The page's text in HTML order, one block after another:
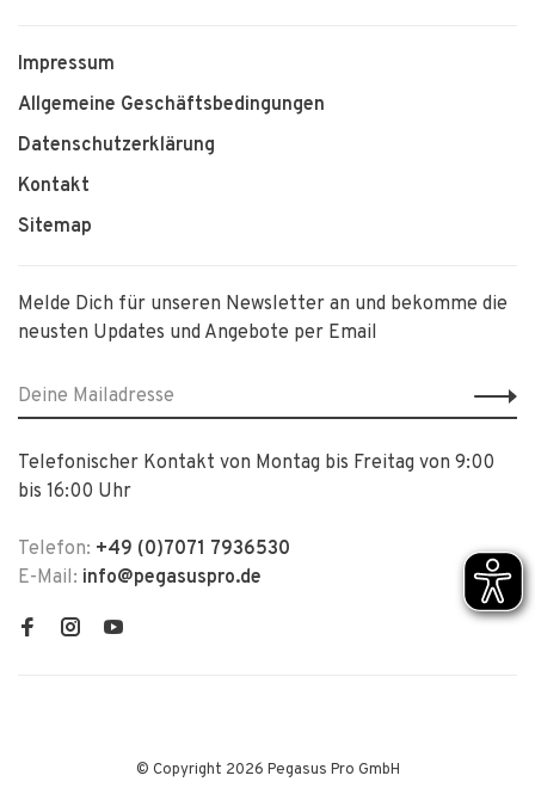
Impressum
Allgemeine Geschäftsbedingungen
Datenschutzerklärung
Kontakt
Sitemap
Melde Dich für unseren Newsletter an und bekomme die
neusten Updates und Angebote per Email
Telefonischer Kontakt von Montag bis Freitag von 9:00
bis 16:00 Uhr
Telefon: +49 (0)7071 7936530
E-Mail: info@pegasuspro.de
© Copyright 2026 Pegasus Pro GmbH